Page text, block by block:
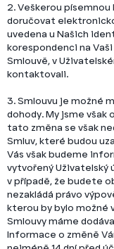
2. Veškerou
doručovat
uvedena u Našich
korespondenci na
Smlouvě, v
kontaktovali.
3. Smlouvu je možné
dohody. My jsme
tato změna se však
Smluv, které budou
Vás však budeme
vytvořený
v případě, že budete
nezakládá právo
kterou by bylo možné
Smlouvy máme
Informace o změně